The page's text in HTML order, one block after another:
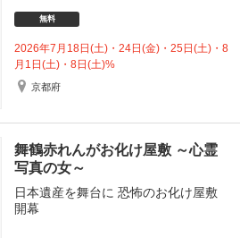
無料
2026年7月18日(土)・24日(金)・25日(土)・8
月1日(土)・8日(土)%
京都府
舞鶴赤れんがお化け屋敷 ～心霊
写真の女～
日本遺産を舞台に 恐怖のお化け屋敷
開幕